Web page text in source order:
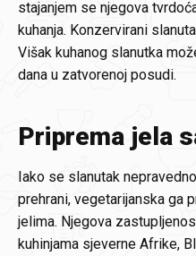
stajanjem se njegova
kuhanja. Konzervirani
Višak kuhanog slanutka
dana u zatvorenoj posudi.
Priprema jela
Iako se slanutak
prehrani, vegetarijanska ga
jelima. Njegova
kuhinjama sjeverne Afrike,